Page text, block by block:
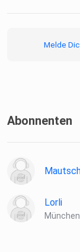
Melde
Abonnenten
Lorli
München